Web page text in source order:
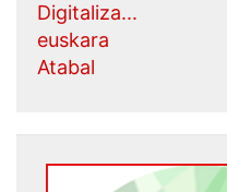
Digitaliza...
euskara
Atabal